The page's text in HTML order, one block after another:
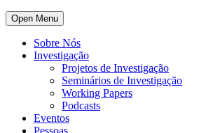
Open Menu
Sobre Nós
Investigação
Projetos de Investigação
Seminários de Investigação
Working Papers
Podcasts
Eventos
Pessoas